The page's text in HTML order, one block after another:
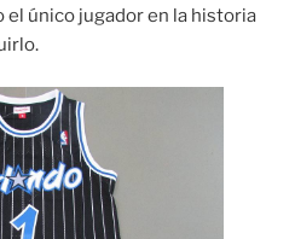
el único jugador en la historia